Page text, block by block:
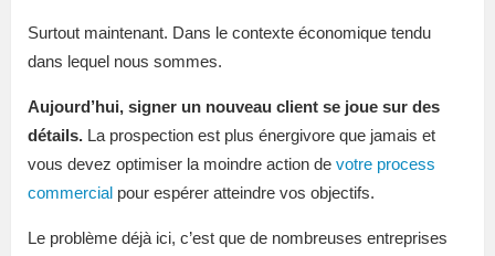
Surtout maintenant. Dans le contexte économique tendu
dans lequel nous sommes.
Aujourd’hui, signer un nouveau client se joue sur des
détails. La prospection est plus énergivore que jamais et
vous devez optimiser la moindre action de votre process
commercial pour espérer atteindre vos objectifs.
Le problème déjà ici, c’est que de nombreuses entreprises